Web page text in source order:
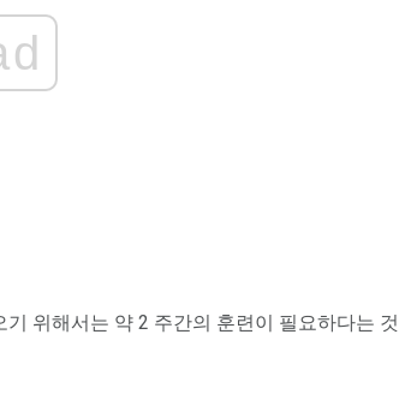
위해서는 약 2 주간의 훈련이 필요하다는